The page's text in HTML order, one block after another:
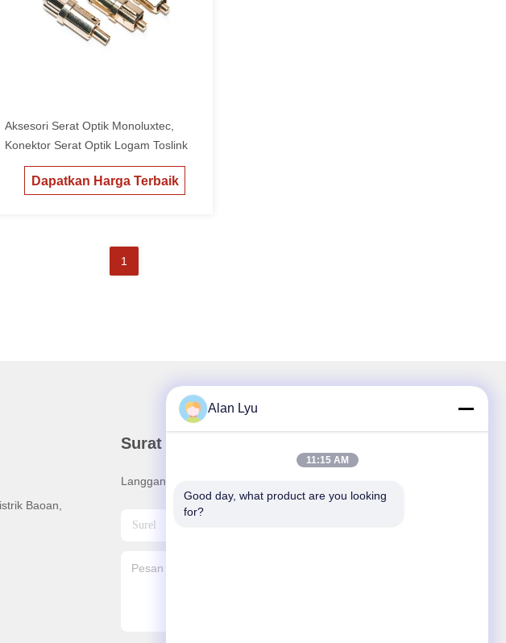
Aksesori Serat Optik Monoluxtec,
Konektor Serat Optik Logam Toslink
Dapatkan Harga Terbaik
1
Baoan,
Surat Kabar Kami
Langganan buletin kami untuk diskon dan banyak lagi.
Alan Lyu
11:15 AM
Good day, what product are you looking
for?